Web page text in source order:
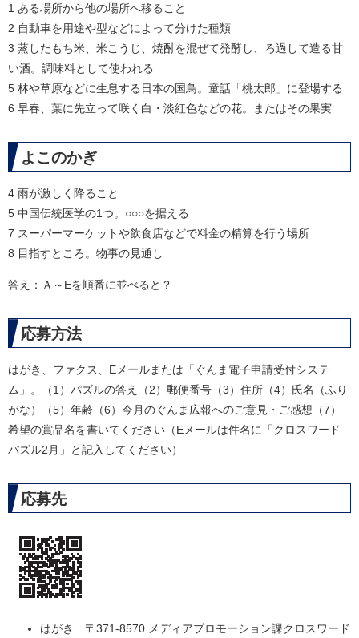
1 ある場所から他の場所へ移ること
2 自動車を用途や型などによって分けた種類
3 蒸したもち米、米こうじ、焼酎を混ぜて発酵し、ろ過して造る甘
い酒。調味料として使われる
5 林や草原などに生息する日本の国鳥。童話「桃太郎」に登場する
6 早春、葉に先立って咲く白・淡紅色などの花。またはその果実
よこのかぎ
4 雨が激しく降ること
5 中国伝統医学の1つ。○○○を据える
7 スーパーマーケットや飲食店などで料金の精算を行う場所
8 目指すところ。物事の見通し
答え：Ａ～Eを順番に並べると？
応募方法
はがき、ファクス、Eメールまたは「ぐんま電子申請受付システ
ム」。（1）パズルの答え（2）郵便番号（3）住所（4）氏名（ふり
がな）（5）年齢（6）今月のぐんま広報へのご意見・ご感想（7）
希望の賞品名を書いてください（Eメールは件名に「クロスワード
パズル2月」と記入してください）
応募先
はがき 〒371-8570 メディアプロモーション課クロスワード